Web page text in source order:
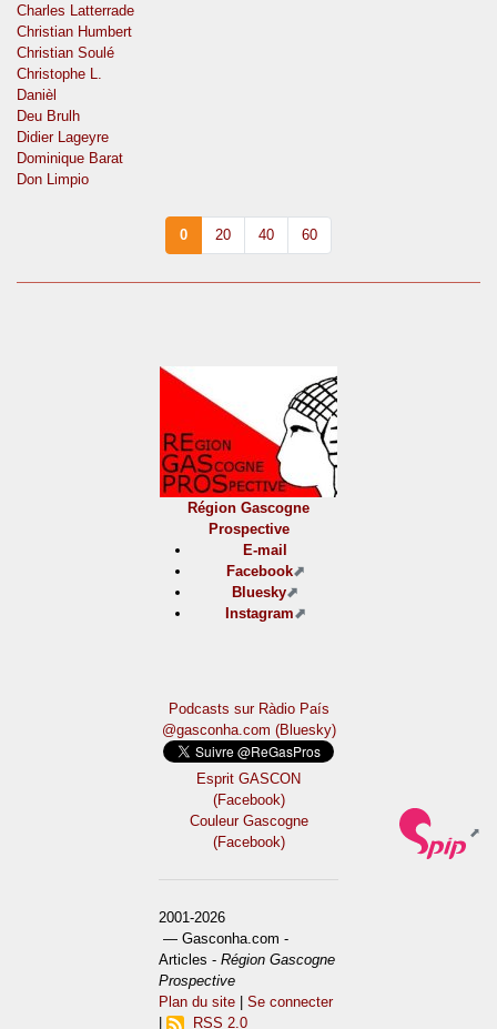
Charles Latterrade
Christian Humbert
Christian Soulé
Christophe L.
Danièl
Deu Brulh
Didier Lageyre
Dominique Barat
Don Limpio
0 20 40 60
Région Gascogne
Prospective
E-mail
Facebook
Bluesky
Instagram
Podcasts sur Ràdio País
@gasconha.com (Bluesky)
Esprit GASCON
(Facebook)
Couleur Gascogne
(Facebook)
2001-2026
— Gasconha.com -
Articles -Région Gascogne
Prospective
Plan du site |Se connecter
|
RSS 2.0